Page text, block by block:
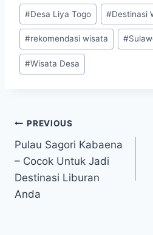
Post
Tags:
#Desa Liya Togo #Destinasi
#rekomendasi wisata #
#Wisata Desa
Post
navigation
PREVIOUS
Pulau Sagori Kabaena
– Cocok Untuk Jadi
Destinasi Liburan
Anda